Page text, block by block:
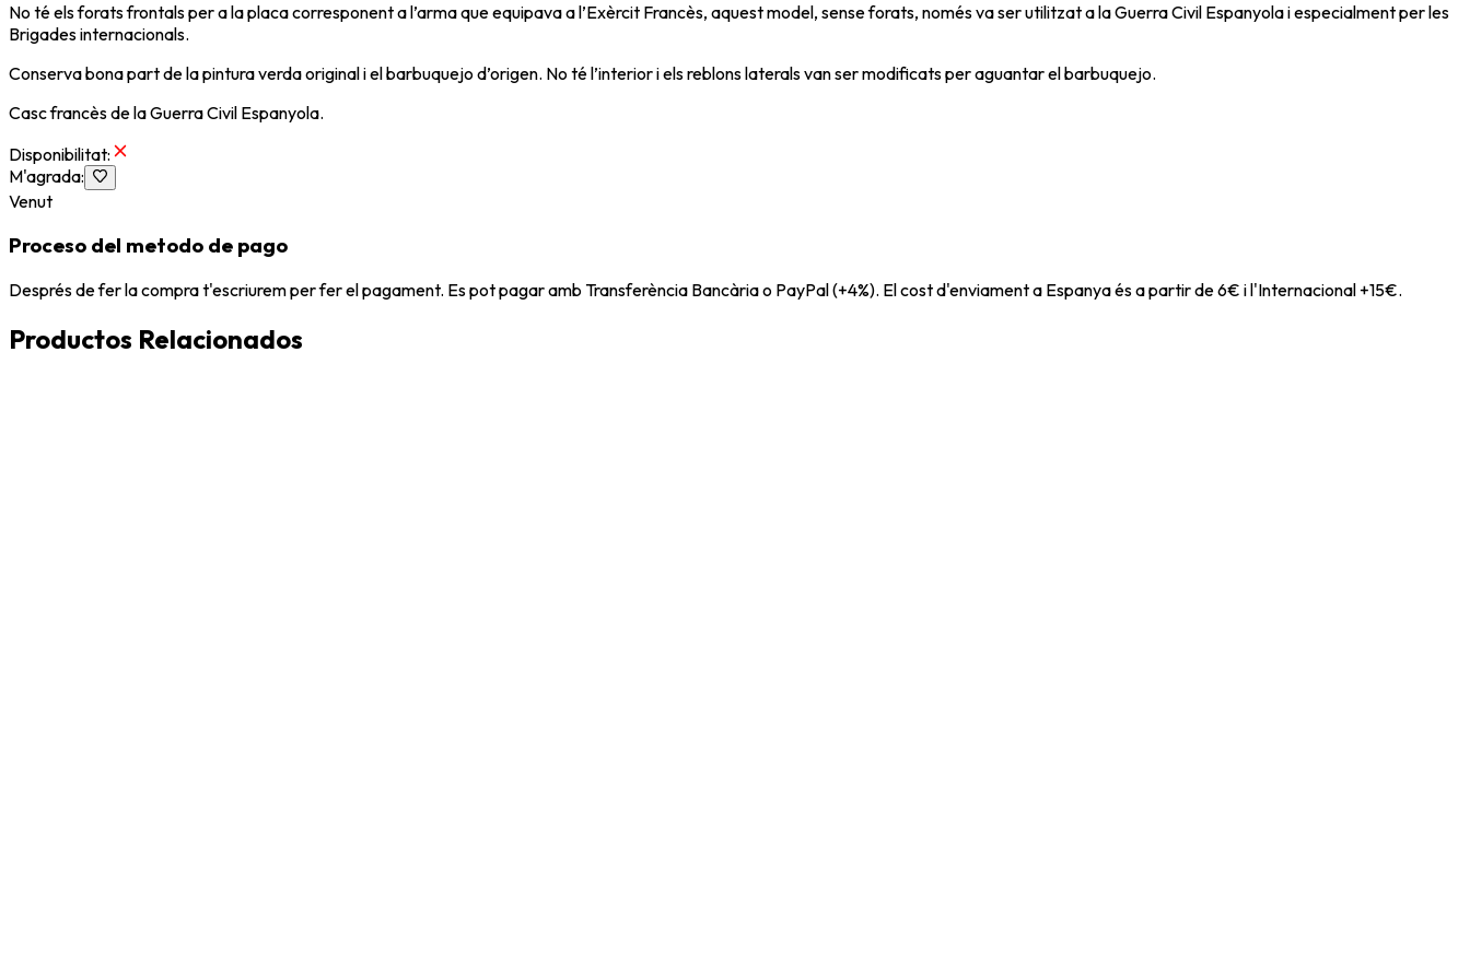
No té els forats frontals per a la placa corresponent a l’arma que equipava a l’Exèrcit Francès, aquest model, sense forats, només va ser utilitzat a la Guerra Civil Espanyola i especialment per les
Brigades internacionals.
Conserva bona part de la pintura verda original i el barbuquejo d’origen. No té l’interior i els reblons laterals van ser modificats per aguantar el barbuquejo.
Casc francès de la Guerra Civil Espanyola.
Disponibilitat:
M'agrada:
Venut
Proceso del metodo de pago
Després de fer la compra t'escriurem per fer el pagament. Es pot pagar amb Transferència Bancària o PayPal (+4%). El cost d'enviament a Espanya és a partir de 6€ i l'Internacional +15€.
Productos Relacionados